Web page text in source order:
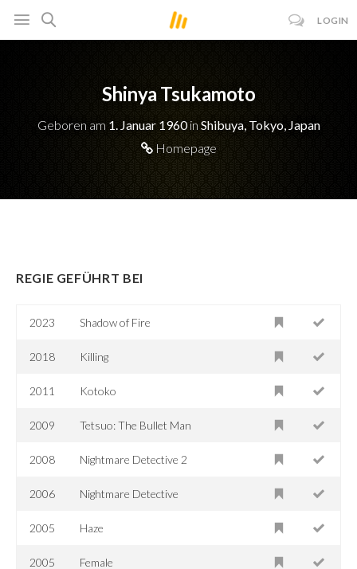
LOGIN
Shinya Tsukamoto
Geboren am 1. Januar 1960in Shibuya, Tokyo, Japan
Homepage
REGIE GEFÜHRT BEI
2023 Shadow of Fire
2018 Killing
2011 Kotoko
2009 Tetsuo: The Bullet Man
2008 Nightmare Detective 2
2006 Nightmare Detective
2005 Haze
2005 Female